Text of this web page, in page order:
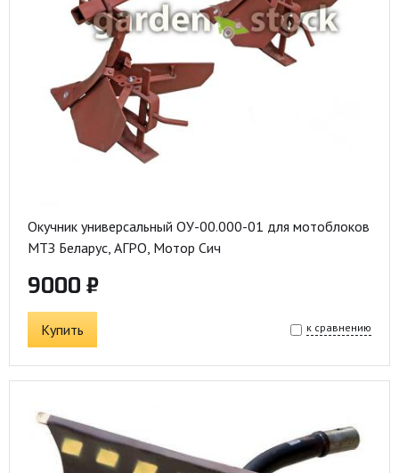
Окучник универсальный ОУ-00.000-01 для мотоблоков
МТЗ Беларус, АГРО, Мотор Сич
9000 ₽
Купить к сравнению